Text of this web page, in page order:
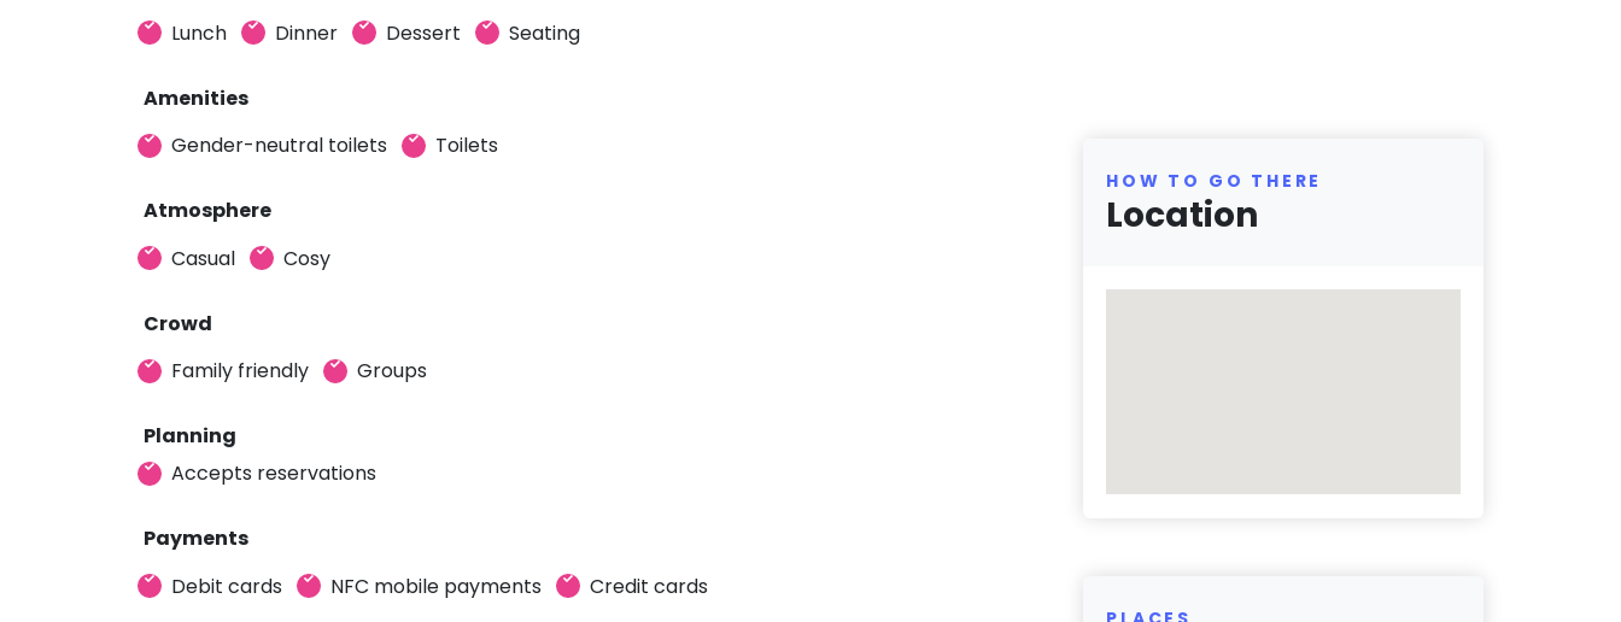
Lunch
Dinner Dessert Seating
Amenities
Gender-neutral toilets
Toilets
Atmosphere
Casual
Cosy
Crowd
Family friendly
Groups
Planning
Accepts reservations
Payments
Debit cards
NFC mobile payments Credit cards
HOW TO GO THERE
Location